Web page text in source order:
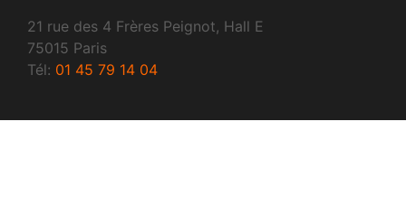
21 rue des 4 Frères Peignot, Hall E
75015 Paris
Tél: 01 45 79 14 04